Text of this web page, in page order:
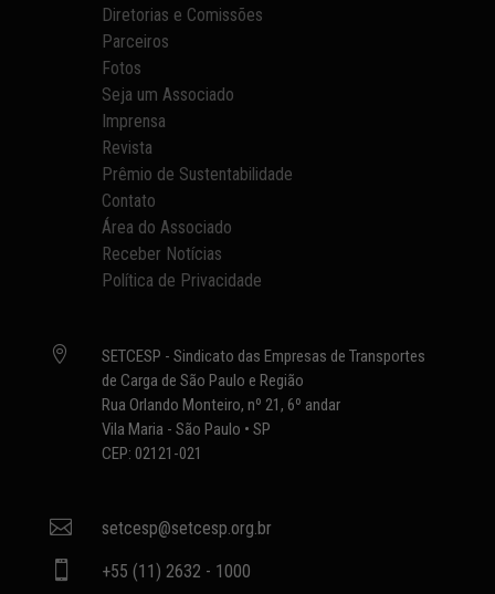
Diretorias e Comissões
Parceiros
Fotos
Seja um Associado
Imprensa
Revista
Prêmio de Sustentabilidade
Contato
Área do Associado
Receber Notícias
Política de Privacidade

SETCESP - Sindicato das Empresas de Transportes
de Carga de São Paulo e Região
Rua Orlando Monteiro, nº 21, 6º andar
Vila Maria - São Paulo • SP
CEP: 02121-021
 setcesp@setcesp.org.br
 +55 (11) 2632 - 1000